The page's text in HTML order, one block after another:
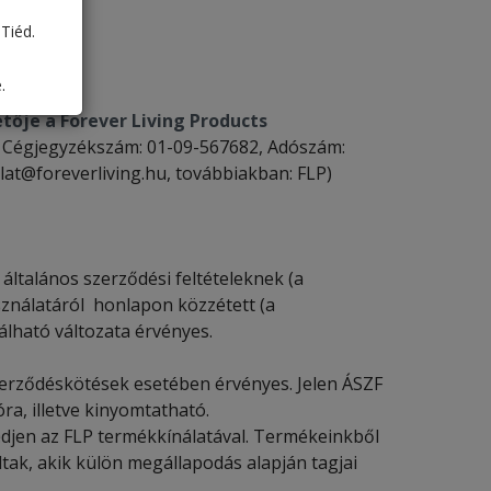
a Forever Living Products
01-09-567682, Adószám:
továbbiakban: FLP)
szerződési feltételeknek (a
honlapon közzétett (a
változata érvényes.
esetében érvényes. Jelen ÁSZF
illetve kinyomtatható.
az FLP termékkínálatával. Termékeinkből
akik külön megállapodás alapján tagjai